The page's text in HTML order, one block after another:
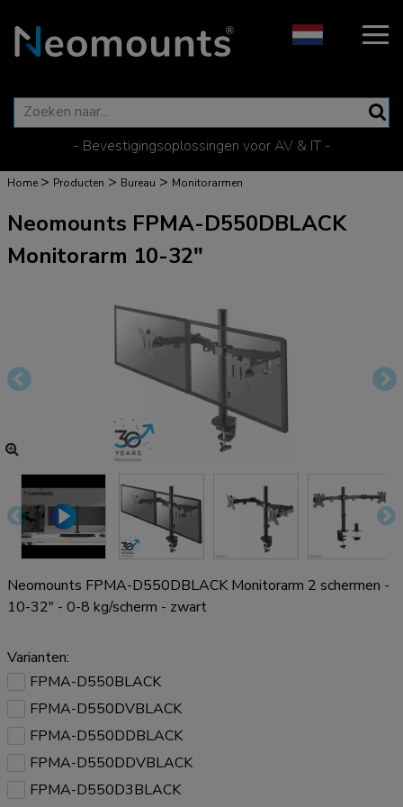
- Bevestigingsoplossingen voor AV & IT -
Home > Producten > Bureau > Monitorarmen
Neomounts FPMA-D550DBLACK
Monitorarm 10-32"
Neomounts FPMA-D550DBLACK Monitorarm 2 schermen -
10-32" - 0-8 kg/scherm - zwart
Varianten:
FPMA-D550BLACK
FPMA-D550DVBLACK
FPMA-D550DDBLACK
FPMA-D550DDVBLACK
FPMA-D550D3BLACK